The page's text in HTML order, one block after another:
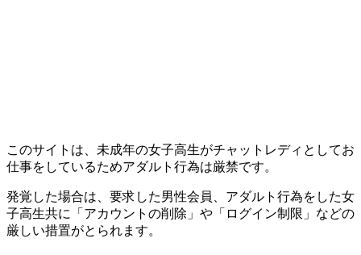
このサイトは、未成年の女子高生がチャットレディとしてお
仕事をしているためアダルト行為は厳禁です。
発覚した場合は、要求した男性会員、アダルト行為をした女
子高生共に「アカウントの削除」や「ログイン制限」などの
厳しい措置がとられます。